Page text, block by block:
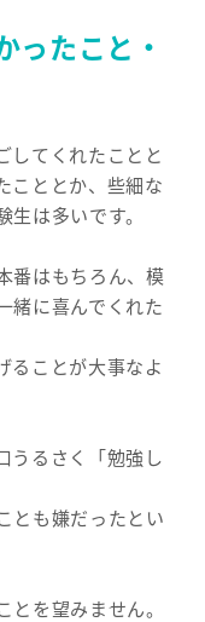
ったこと・
してくれたことと
こととか、些細な
は多いです。
番はもちろん、模
緒に喜んでくれた
ることが大事なよ
うるさく「勉強し
とも嫌だったとい
を望みません。